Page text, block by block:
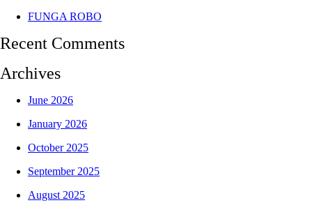
FUNGA ROBO
Recent Comments
Archives
June 2026
January 2026
October 2025
September 2025
August 2025